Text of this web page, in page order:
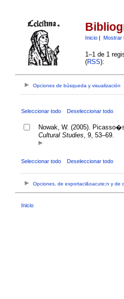
Inicio| Mostrar
1–1 de 1
(RSS):
Opciones de búsqueda y visualización
Seleccionar todo Deseleccionar todo
Nowak, W. (2005).
Cultural Studies , 9, 53–69.
Seleccionar todo Deseleccionar todo
Opciones, de exportaci&oacute;n y de
Inicio